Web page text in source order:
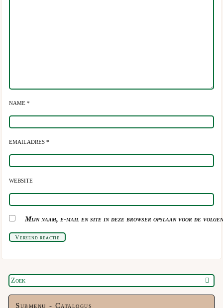
NAME *
EMAILADRES *
WEBSITE
Mijn naam, e-mail en site in deze browser opslaan voor de
Verzend reactie
Submenu - Catalogus